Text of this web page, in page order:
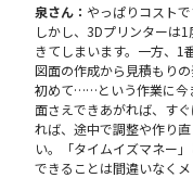
泉さん： やっぱりコスト
しかし、3Dプリンターは
きてしまいます。一方、1
図面の作成から見積もり
初めて……という作業に今
面さえできあがれば、す
れば、途中で調整や作り
い。「タイムイズマネー
できることは間違いなくメ